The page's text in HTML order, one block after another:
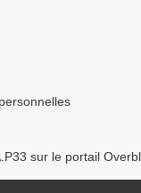
sur le portail